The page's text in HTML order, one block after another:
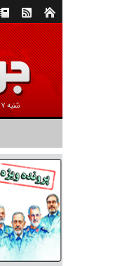
شنبه ۱۷ مرداد ۱۴۰۵ -